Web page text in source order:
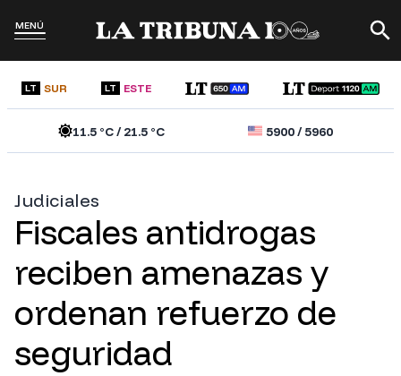
MENÚ
LT SUR LT ESTE
11.5°C /21.5°C 5900/5960
Judiciales
Fiscales antidrogas
reciben amenazas y
ordenan refuerzo de
seguridad